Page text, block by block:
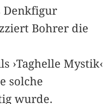
Denkfigur
Bohrer die
›Taghelle Mystik‹
solche
wurde.